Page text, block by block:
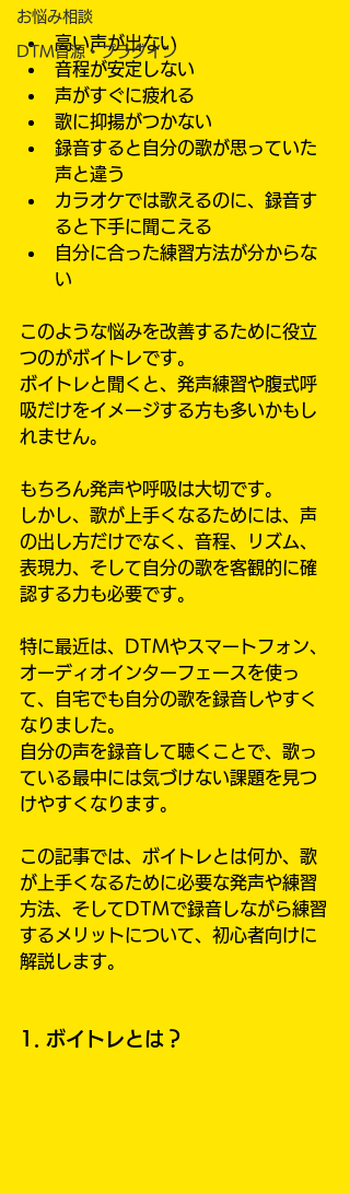
お悩み相談
DTM音源・プラグイン
高い声が出ない
音程が安定しない
声がすぐに疲れる
歌に抑揚がつかない
録音すると自分の歌が思っていた
声と違う
カラオケでは歌えるのに、録音す
ると下手に聞こえる
自分に合った練習方法が分からな
い
このような悩みを改善するために役立
つのがボイトレです。
ボイトレと聞くと、発声練習や腹式呼
吸だけをイメージする方も多いかもし
れません。
もちろん発声や呼吸は大切です。
しかし、歌が上手くなるためには、声
の出し方だけでなく、音程、リズム、
表現力、そして自分の歌を客観的に確
認する力も必要です。
特に最近は、DTMやスマートフォン、
オーディオインターフェースを使っ
て、自宅でも自分の歌を録音しやすく
なりました。
自分の声を録音して聴くことで、歌っ
ている最中には気づけない課題を見つ
けやすくなります。
この記事では、ボイトレとは何か、歌
が上手くなるために必要な発声や練習
方法、そしてDTMで録音しながら練習
するメリットについて、初心者向けに
解説します。
1. ボイトレとは？